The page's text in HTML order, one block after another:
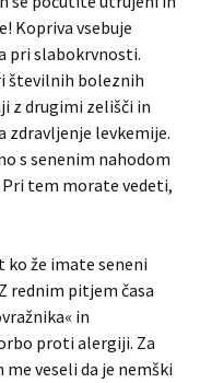
Kopriva vsebuje
pri slabokrvnosti.
številnih boleznih
z drugimi zelišči in
levkemije.
s senenim nahodom
tem morate vedeti,
ko že imate seneni
rednim pitjem časa
in
proti alergiji. Za
veseli da je nemški